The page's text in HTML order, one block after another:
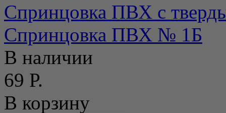
Спринцовка ПВХ с
Спринцовка ПВХ № 1Б
В наличии
69 Р.
В корзину